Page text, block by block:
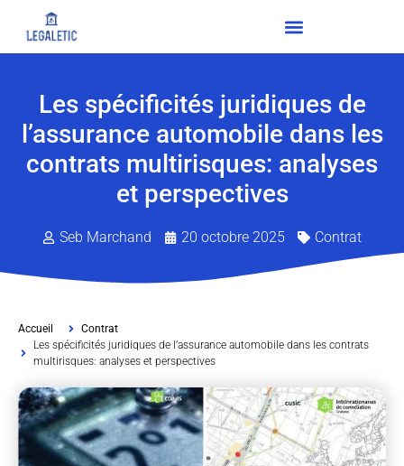
Les spécificités juridiques de
l’assurance automobile dans les
contrats multirisques: analyses
et perspectives
Seb Marchand 20 octobre 2025 Contrat
Accueil
Contrat
Les spécificités juridiques de l’assurance automobile dans les contrats
multirisques: analyses et perspectives